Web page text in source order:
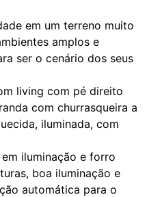
em um terreno muito
amplos e
ser o cenário dos seus
living com pé direito
com churrasqueira a
iluminada, com
iluminação e forro
boa iluminação e
automática para o